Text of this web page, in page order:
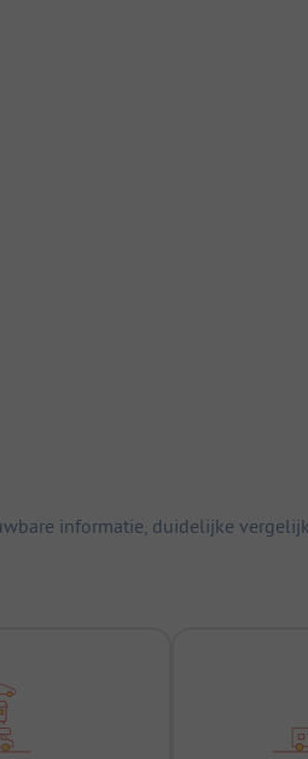
informatie, duidelijke